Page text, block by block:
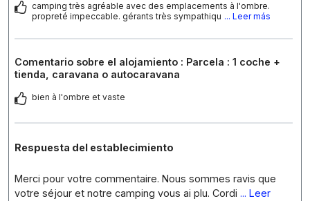
camping très agréable avec des emplacements à l'ombre.
propreté impeccable. gérants très sympathiqu ... Leer más
Comentario sobre el alojamiento : Parcela : 1 coche +
tienda, caravana o autocaravana
bien à l'ombre et vaste
Respuesta del establecimiento
Merci pour votre commentaire. Nous sommes ravis que
votre séjour et notre camping vous ai plu. Cordi ... Leer